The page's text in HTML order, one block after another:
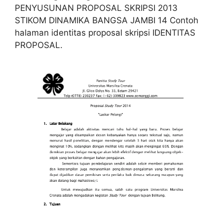
PENYUSUNAN PROPOSAL SKRIPSI 2013
STIKOM DINAMIKA BANGSA JAMBI 14 Contoh
halaman identitas proposal skripsi IDENTITAS
PROPOSAL.